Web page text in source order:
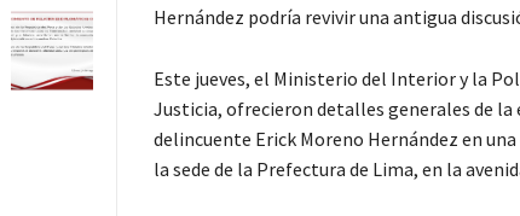
Hernández podría revivir una antigua
Este jueves, el Ministerio del Interior y la
Justicia, ofrecieron detalles generales de
delincuente Erick Moreno Hernández en
la sede de la Prefectura de Lima, en la